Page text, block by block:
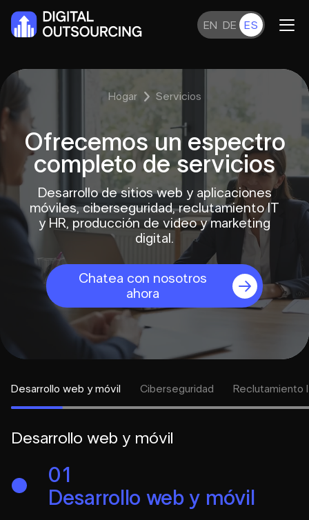
EN DE ES
Hogar Servicios
Ofrecemos unespectro
completo de servicios
Desarrollo de sitios web y aplicaciones
móviles, ciberseguridad, reclutamiento IT
y HR, producción de video y marketing
digital.
Chatea con nosotros
ahora
Desarrollo web y móvil Ciberseguridad Reclutamiento
Desarrollo web y móvil
01
Desarrollo web y móvil